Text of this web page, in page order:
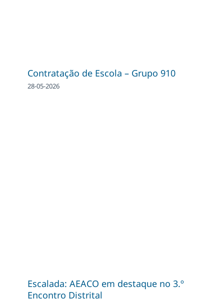
Contratação de Escola – Grupo 910
28-05-2026
Escalada: AEACO em destaque no 3.º
Encontro Distrital